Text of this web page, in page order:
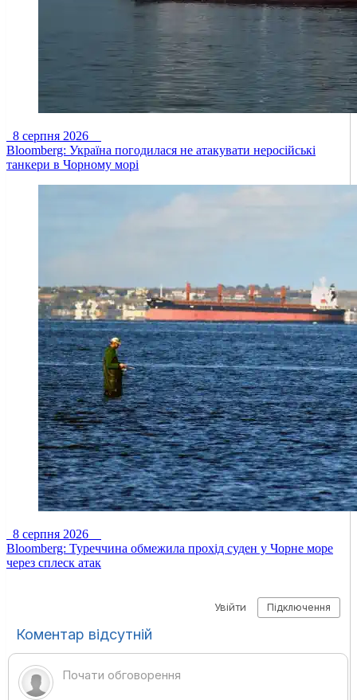
8 серпня 2026
Bloomberg: Україна погодилася не атакувати неросійські
танкери в Чорному морі
8 серпня 2026
Bloomberg: Туреччина обмежила прохід суден у Чорне море
через сплеск атак